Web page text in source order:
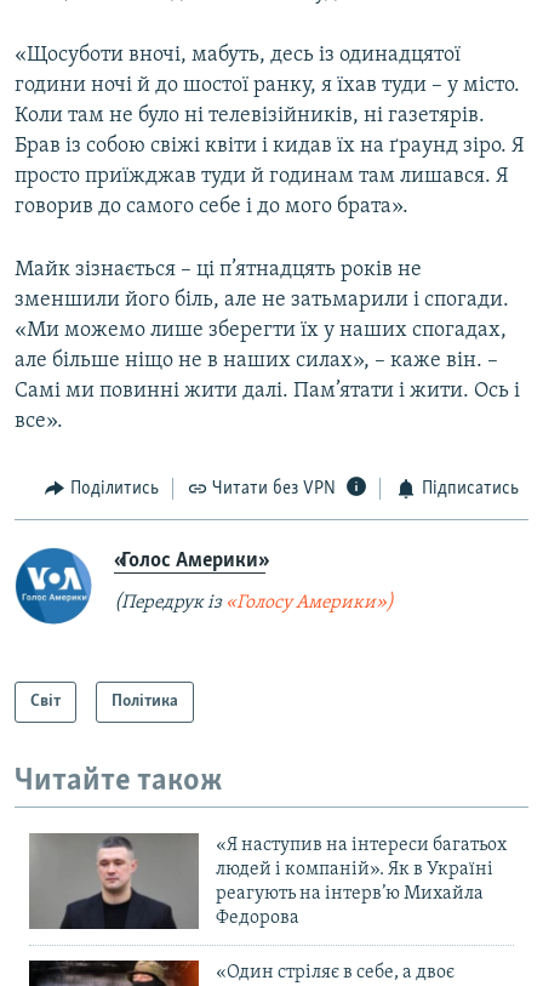
«Щосуботи вночі, мабуть, десь із одинадцятої
години ночі й до шостої ранку, я їхав туди – у місто.
Коли там не було ні телевізійників, ні газетярів.
Брав із собою свіжі квіти і кидав їх на ґраунд зіро. Я
просто приїжджав туди й годинам там лишався. Я
говорив до самого себе і до мого брата».
Майк зізнається – ці п’ятнадцять років не
зменшили його біль, але не затьмарили і спогади.
«Ми можемо лише зберегти їх у наших спогадах,
але більше ніщо не в наших силах», – каже він. –
Самі ми повинні жити далі. Пам’ятати і жити. Ось і
все».
Поділитись Читати без VPN Підписатись
«Голос Америки»
(Передрук із «Голосу Америки»)
Світ Політика
Читайте також
«Я наступив на інтереси багатьох
людей і компаній». Як в Україні
реагують на інтерв’ю Михайла
Федорова
«Один стріляє в себе, а двоє